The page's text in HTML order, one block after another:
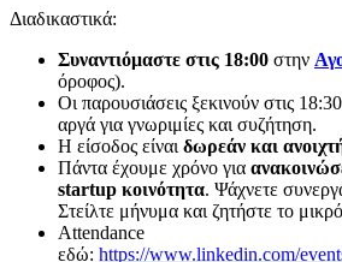
Διαδικαστικά:
Συναντιόμαστε στις 18:00 στην
όροφος).
Οι παρουσιάσεις ξεκινούν στις
αργά για γνωριμίες και συζήτηση.
Η είσοδος είναι δωρεάν και
Πάντα έχουμε χρόνο για
startup κοινότητα. Ψάχνετε
Στείλτε μήνυμα και ζητήστε το
Attendance
εδώ: https://www.linkedin.com/